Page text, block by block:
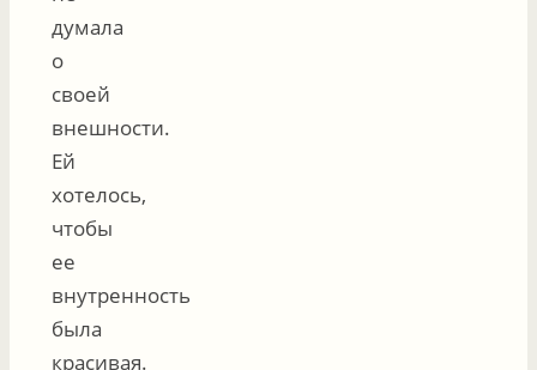
думала
о
своей
внешности.
Ей
хотелось,
чтобы
ее
внутренность
была
красивая.